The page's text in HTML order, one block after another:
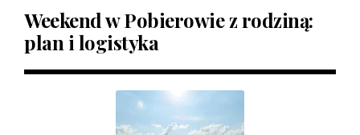
Weekend w Pobierowie z rodziną:
plan i logistyka